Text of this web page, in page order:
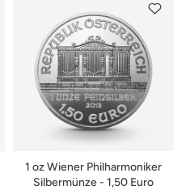
1 oz Wiener Philharmoniker
Silbermünze - 1,50 Euro